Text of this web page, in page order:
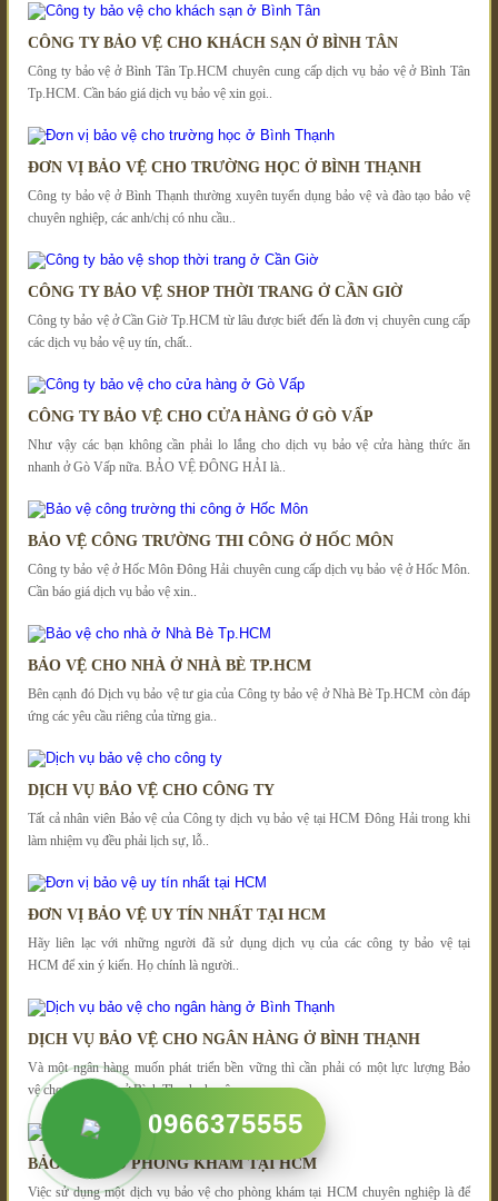
CÔNG TY BẢO VỆ CHO KHÁCH SẠN Ở BÌNH TÂN
Công ty bảo vệ ở Bình Tân Tp.HCM chuyên cung cấp dịch vụ bảo vệ ở Bình Tân
Tp.HCM. Cần báo giá dịch vụ bảo vệ xin gọi..
ĐƠN VỊ BẢO VỆ CHO TRƯỜNG HỌC Ở BÌNH THẠNH
Công ty bảo vệ ở Bình Thạnh thường xuyên tuyển dụng bảo vệ và đào tạo bảo vệ
chuyên nghiệp, các anh/chị có nhu cầu..
CÔNG TY BẢO VỆ SHOP THỜI TRANG Ở CẦN GIỜ
Công ty bảo vệ ở Cần Giờ Tp.HCM từ lâu được biết đến là đơn vị chuyên cung cấp
các dịch vụ bảo vệ uy tín, chất..
CÔNG TY BẢO VỆ CHO CỬA HÀNG Ở GÒ VẤP
Như vậy các bạn không cần phải lo lắng cho dịch vụ bảo vệ cửa hàng thức ăn
nhanh ở Gò Vấp nữa. BẢO VỆ ĐÔNG HẢI là..
BẢO VỆ CÔNG TRƯỜNG THI CÔNG Ở HỐC MÔN
Công ty bảo vệ ở Hốc Môn Đông Hải chuyên cung cấp dịch vụ bảo vệ ở Hốc Môn.
Cần báo giá dịch vụ bảo vệ xin..
BẢO VỆ CHO NHÀ Ở NHÀ BÈ TP.HCM
Bên cạnh đó Dịch vụ bảo vệ tư gia của Công ty bảo vệ ở Nhà Bè Tp.HCM còn đáp
ứng các yêu cầu riêng của từng gia..
DỊCH VỤ BẢO VỆ CHO CÔNG TY
Tất cả nhân viên Bảo vệ của Công ty dịch vụ bảo vệ tại HCM Đông Hải trong khi
làm nhiệm vụ đều phải lịch sự, lỗ..
ĐƠN VỊ BẢO VỆ UY TÍN NHẤT TẠI HCM
Hãy liên lạc với những người đã sử dụng dịch vụ của các công ty bảo vệ tại
HCM để xin ý kiến. Họ chính là người..
DỊCH VỤ BẢO VỆ CHO NGÂN HÀNG Ở BÌNH THẠNH
Và một ngân hàng muốn phát triển bền vững thì cần phải có một lực lượng Bảo
vệ cho ngân hàng ở Bình Thạnh chuyên..
BẢO VỆ CHO PHÒNG KHÁM TẠI HCM
Việc sử dụng một dịch vụ bảo vệ cho phòng khám tại HCM chuyên nghiệp là để
0966375555